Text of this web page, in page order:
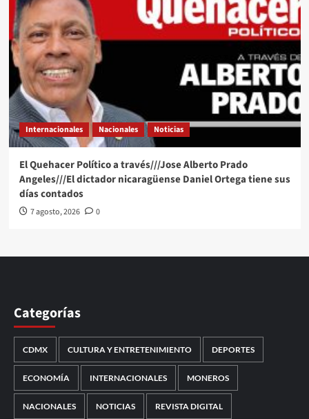
Internacionales Nacionales Noticias
El Quehacer Político a través///Jose Alberto Prado
Angeles///El dictador nicaragüense Daniel Ortega tiene sus
días contados
7 agosto, 2026 0
Categorías
CDMX CULTURA Y ENTRETENIMIENTO DEPORTES
ECONOMÍA INTERNACIONALES MONEROS
NACIONALES NOTICIAS REVISTA DIGITAL